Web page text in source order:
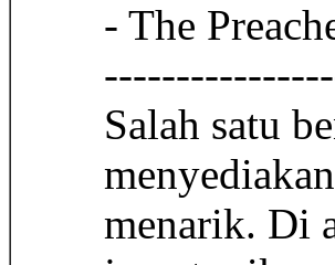
- The
Salah satu
menarik. Di